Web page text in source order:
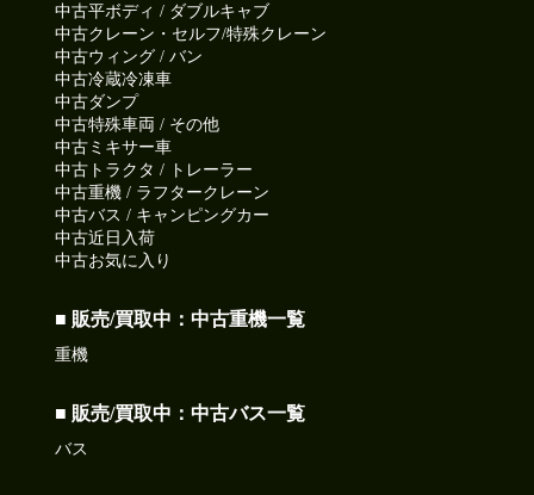
中古平ボディ / ダブルキャブ
中古クレーン・セルフ/特殊クレーン
中古ウィング / バン
中古冷蔵冷凍車
中古ダンプ
中古特殊車両 / その他
中古ミキサー車
中古トラクタ / トレーラー
中古重機 / ラフタークレーン
中古バス / キャンピングカー
中古近日入荷
中古お気に入り
■ 販売/買取中：中古重機一覧
重機
■ 販売/買取中：中古バス一覧
バス